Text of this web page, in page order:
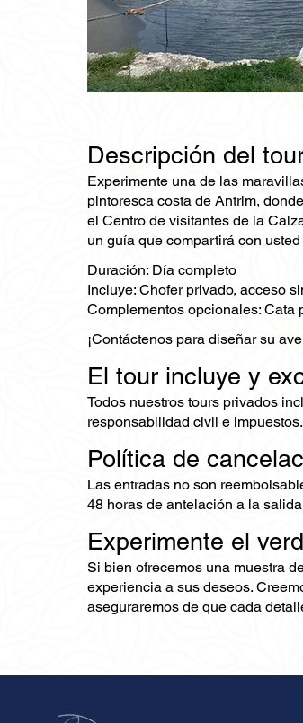
Descripción del
Experimente una de las
pintoresca costa de Antrim,
el Centro de visitantes de la
un guía que compartirá con
Duración: Día completo
Incluye: Chofer privado, acceso
Complementos opcionales:
¡Contáctenos para diseñar su
El tour incluye y
Todos nuestros tours privados
responsabilidad civil e impuestos.
Política de
Las entradas no son
48 horas de antelación a la
Experimente el
Si bien ofrecemos una muestra
experiencia a sus deseos.
aseguraremos de que cada